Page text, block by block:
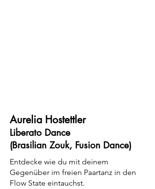
Aurelia Hostettler
Liberato Dance
(Brasilian Zouk, Fusion Dance)
Entdecke wie du mit deinem
Gegenüber im freien Paartanz in den
Flow State eintauchst.